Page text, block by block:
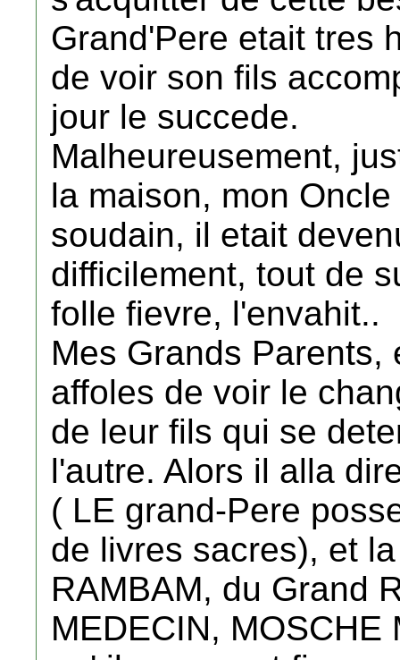
Grand'Pere etait tres
de voir son fils
jour le succede.
Malheureusement,
la maison, mon
soudain, il etait
difficilement, tout de
folle fievre, l'envahit..
Mes Grands
affoles de voir le
de leur fils qui se
l'autre. Alors il alla
( LE grand-Pere
de livres sacres), et
RAMBAM, du Grand
MEDECIN, MOSCHE